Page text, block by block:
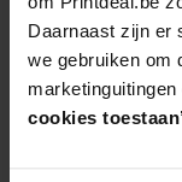
Daarnaast zijn er
we gebruiken om
cookies